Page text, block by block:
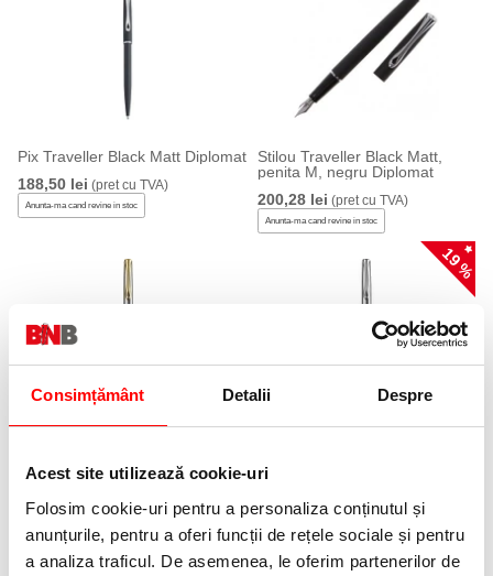
Consimțământ Detalii Despre
Acest site utilizează cookie-uri
Folosim cookie-uri pentru a personaliza conținutul și
anunțurile, pentru a oferi funcții de rețele sociale și pentru
a analiza traficul. De asemenea, le oferim partenerilor de
Pix Traveller Black Matt Diplomat
188,50 lei (pret cu TVA)
Anunta-ma cand revine in stoc
Stilou Traveller Black Matt,
penita M, negru Diplomat
200,28 lei (pret cu TVA)
Anunta-ma cand revine in stoc
Pix Traveller, Stainless Steel
141,37 lei(pret cu TVA)
19 %
Pix Traveller Stainless Steel
104,99 lei
Anunta-ma cand revine in stoc